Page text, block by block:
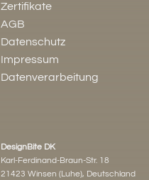
Zertifikate
AGB
Datenschutz
Impressum
Datenverarbeitung
DesignBite DK
Karl-Ferdinand-Braun-Str. 18
21423 Winsen (Luhe), Deutschland